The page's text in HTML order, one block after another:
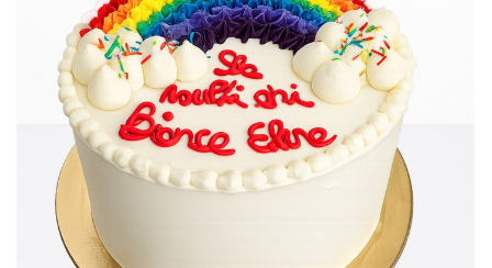
Torturi in frosting- crema pentru
Torturi cu flori
Tortulețe 1.7 kg - 2 kg